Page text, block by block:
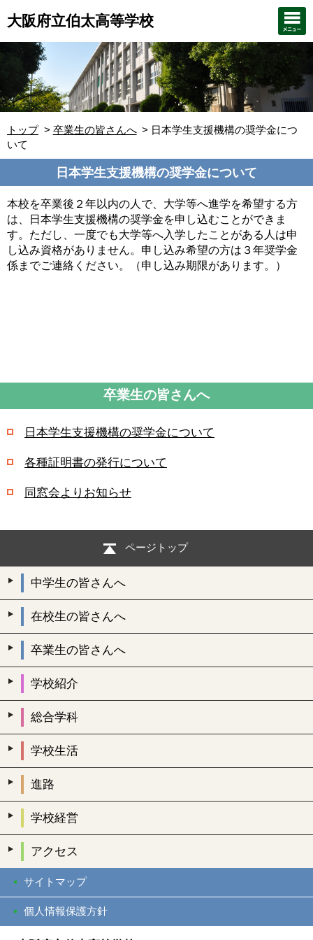
大阪府立伯太高等学校
トップ 卒業生の皆さんへ
日本学生支援機構の奨学金につ
いて
日本学生支援機構の奨学金について
本校を卒業後２年以内の人で、大学等へ進学を希望する方
は、日本学生支援機構の奨学金を申し込むことができま
す。ただし、一度でも大学等へ入学したことがある人は申
し込み資格がありません。申し込み希望の方は３年奨学金
係までご連絡ください。（申し込み期限があります。）
卒業生の皆さんへ
日本学生支援機構の奨学金について
各種証明書の発行について
同窓会よりお知らせ
ページトップ
中学生の皆さんへ
在校生の皆さんへ
卒業生の皆さんへ
学校紹介
総合学科
学校生活
進路
学校経営
アクセス
サイトマップ
個人情報保護方針